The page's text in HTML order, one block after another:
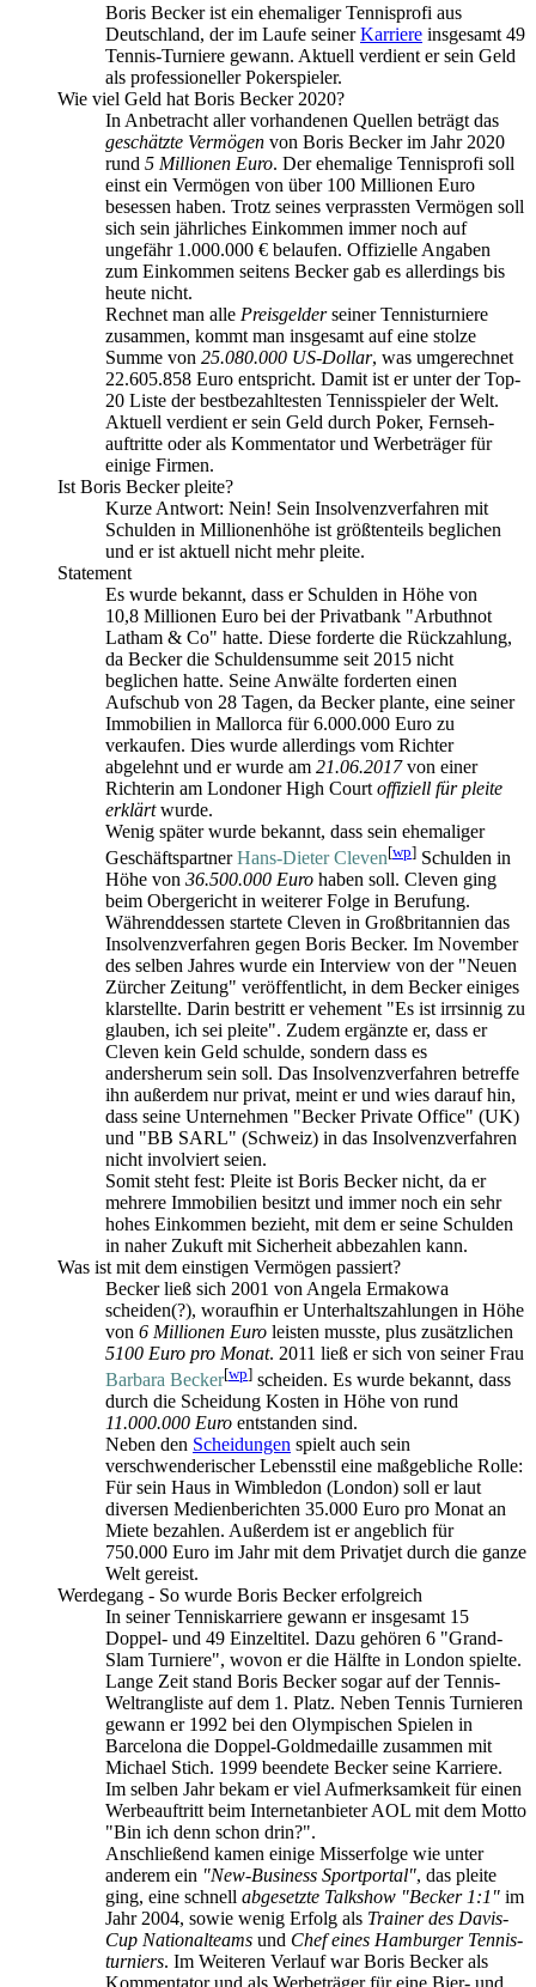
Boris Becker ist ein ehemaliger Tennisprofi aus
Deutschland, der im Laufe seinerKarriere insgesamt 49
Tennis-Turniere gewann. Aktuell verdient er sein Geld
als professioneller Poker­spieler.
Wie viel Geld hat Boris Becker 2020?
In Anbetracht aller vorhandenen Quellen beträgt das
geschätzte Vermögen von Boris Becker im Jahr 2020
rund 5 Millionen Euro. Der ehemalige Tennisprofi soll
einst ein Vermögen von über 100 Millionen Euro
besessen haben. Trotz seines verprassten Vermögen soll
sich sein jährliches Einkommen immer noch auf
ungefähr 1.000.000 € belaufen. Offizielle Angaben
zum Einkommen seitens Becker gab es allerdings bis
heute nicht.
Rechnet man alle Preisgelderseiner Tennis­turniere
zusammen, kommt man insgesamt auf eine stolze
Summe von 25.080.000 US-Dollar, was umgerechnet
22.605.858 Euro entspricht. Damit ist er unter der Top-
20 Liste der best­bezahltesten Tennisspieler der Welt.
Aktuell verdient er sein Geld durch Poker, Fernseh­
auftritte oder als Kommentator und Werbeträger für
einige Firmen.
Ist Boris Becker pleite?
Kurze Antwort: Nein! Sein Insolvenz­verfahren mit
Schulden in Millionen­höhe ist größtenteils beglichen
und er ist aktuell nicht mehr pleite.
Statement
Es wurde bekannt, dass er Schulden in Höhe von
10,8 Millionen Euro bei der Privatbank "Arbuthnot
Latham & Co" hatte. Diese forderte die Rückzahlung,
da Becker die Schulden­summe seit 2015 nicht
beglichen hatte. Seine Anwälte forderten einen
Aufschub von 28 Tagen, da Becker plante, eine seiner
Immobilien in Mallorca für 6.000.000 Euro zu
verkaufen. Dies wurde allerdings vom Richter
abgelehnt und er wurde am 21.06.2017von einer
Richterin am Londoner High Court offiziell für pleite
erklärtwurde.
Wenig später wurde bekannt, dass sein ehemaliger
Geschäfts­partnerHans-Dieter Cleven[wp] Schulden in
Höhe von 36.500.000 Euro haben soll. Cleven ging
beim Obergericht in weiterer Folge in Berufung.
Während­dessen startete Cleven in Großbritannien das
Insolvenz­verfahren gegen Boris Becker. Im November
des selben Jahres wurde ein Interview von der "Neuen
Zürcher Zeitung" veröffentlicht, in dem Becker einiges
klarstellte. Darin bestritt er vehement "Es ist irrsinnig zu
glauben, ich sei pleite". Zudem ergänzte er, dass er
Cleven kein Geld schulde, sondern dass es
andersherum sein soll. Das Insolvenz­verfahren betreffe
ihn außerdem nur privat, meint er und wies darauf hin,
dass seine Unternehmen "Becker Private Office" (UK)
und "BB SARL" (Schweiz) in das Insolvenz­verfahren
nicht involviert seien.
Somit steht fest: Pleite ist Boris Becker nicht, da er
mehrere Immobilien besitzt und immer noch ein sehr
hohes Einkommen bezieht, mit dem er seine Schulden
in naher Zukuft mit Sicherheit abbezahlen kann.
Was ist mit dem einstigen Vermögen passiert?
Becker ließ sich 2001 von Angela Ermakowa
scheiden(?), woraufhin er Unterhalts­zahlungen in Höhe
von 6 Millionen Euro leisten musste, plus zusätzlichen
5100 Euro pro Monat. 2011 ließ er sich von seiner Frau
Barbara Becker[wp] scheiden. Es wurde bekannt, dass
durch die Scheidung Kosten in Höhe von rund
11.000.000 Euro entstanden sind.
Neben den Scheidungen spielt auch sein
verschwenderischer Lebensstil eine maßgebliche Rolle:
Für sein Haus in Wimbledon (London) soll er laut
diversen Medien­berichten 35.000 Euro pro Monat an
Miete bezahlen. Außerdem ist er angeblich für
750.000 Euro im Jahr mit dem Privatjet durch die ganze
Welt gereist.
Werdegang - So wurde Boris Becker erfolgreich
In seiner Tenniskarriere gewann er insgesamt 15
Doppel- und 49 Einzel­titel. Dazu gehören 6 "Grand-
Slam Turniere", wovon er die Hälfte in London spielte.
Lange Zeit stand Boris Becker sogar auf der Tennis-
Welt­rang­liste auf dem 1. Platz. Neben Tennis Turnieren
gewann er 1992 bei den Olympischen Spielen in
Barcelona die Doppel-Gold­medaille zusammen mit
Michael Stich. 1999 beendete Becker seine Karriere.
Im selben Jahr bekam er viel Auf­merksam­keit für einen
Werbe­auftritt beim Internet­anbieter AOL mit dem Motto
"Bin ich denn schon drin?".
Anschließend kamen einige Misserfolge wie unter
anderem ein "New-Business Sportportal", das pleite
ging, eine schnell abgesetzte Talkshow "Becker 1:1" im
Jahr 2004, sowie wenig Erfolg als Trainer des Davis-
Cup National­teams und Chef eines Hamburger Tennis­
turniers. Im Weiteren Verlauf war Boris Becker als